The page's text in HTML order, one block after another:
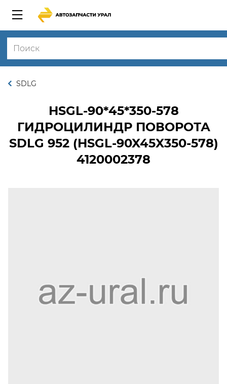
SDLG
HSGL-90*45*350-578
ГИДРОЦИЛИНДР ПОВОРОТА
SDLG 952 (HSGL-90X45X350-578)
4120002378